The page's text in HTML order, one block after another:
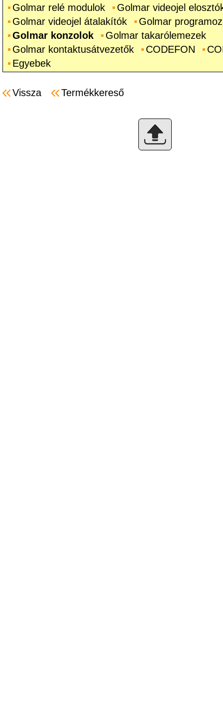
Golmar relé modulok
Golmar videojel
Golmar videojel átalakítók
Golmar
Golmar konzolok
Golmar takarólemezek
Golmar kontaktusátvezetők
CODEFON
Egyebek
Vissza Termékkereső